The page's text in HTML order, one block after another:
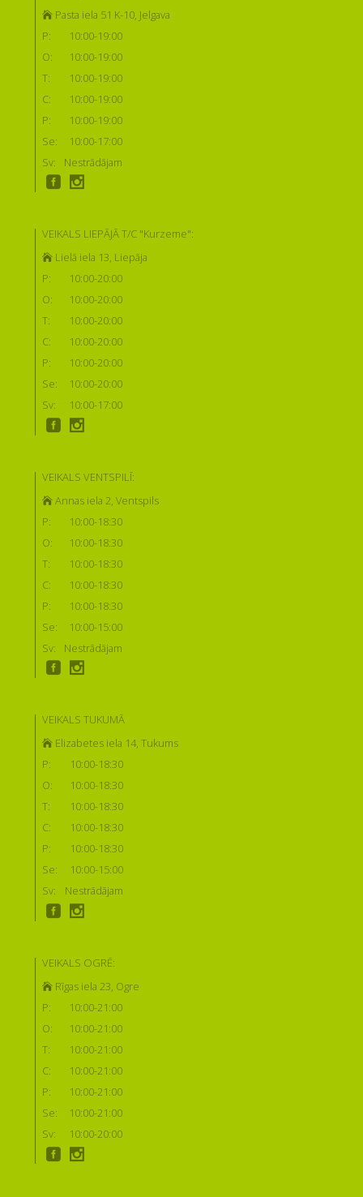
Pasta iela 51 K-10, Jelgava
P:
10:00-19:00
O:
10:00-19:00
T:
10:00-19:00
C:
10:00-19:00
P:
10:00-19:00
Se:
10:00-17:00
Sv:
Nestrādājam
VEIKALS LIEPĀJĀ T/C "Kurzeme":
Lielā iela 13, Liepāja
P:
10:00-20:00
O:
10:00-20:00
T:
10:00-20:00
C:
10:00-20:00
P:
10:00-20:00
Se:
10:00-20:00
Sv:
10:00-17:00
VEIKALS VENTSPILĪ:
Annas iela 2, Ventspils
P:
10:00-18:30
O:
10:00-18:30
T:
10:00-18:30
C:
10:00-18:30
P:
10:00-18:30
Se:
10:00-15:00
Sv:
Nestrādājam
VEIKALS TUKUMĀ
Elizabetes iela 14, Tukums
P:
10:00-18:30
O:
10:00-18:30
T:
10:00-18:30
C:
10:00-18:30
P:
10:00-18:30
Se:
10:00-15:00
Sv:
Nestrādājam
VEIKALS OGRĒ:
Rīgas iela 23, Ogre
P:
10:00-21:00
O:
10:00-21:00
T:
10:00-21:00
C:
10:00-21:00
P:
10:00-21:00
Se:
10:00-21:00
Sv:
10:00-20:00